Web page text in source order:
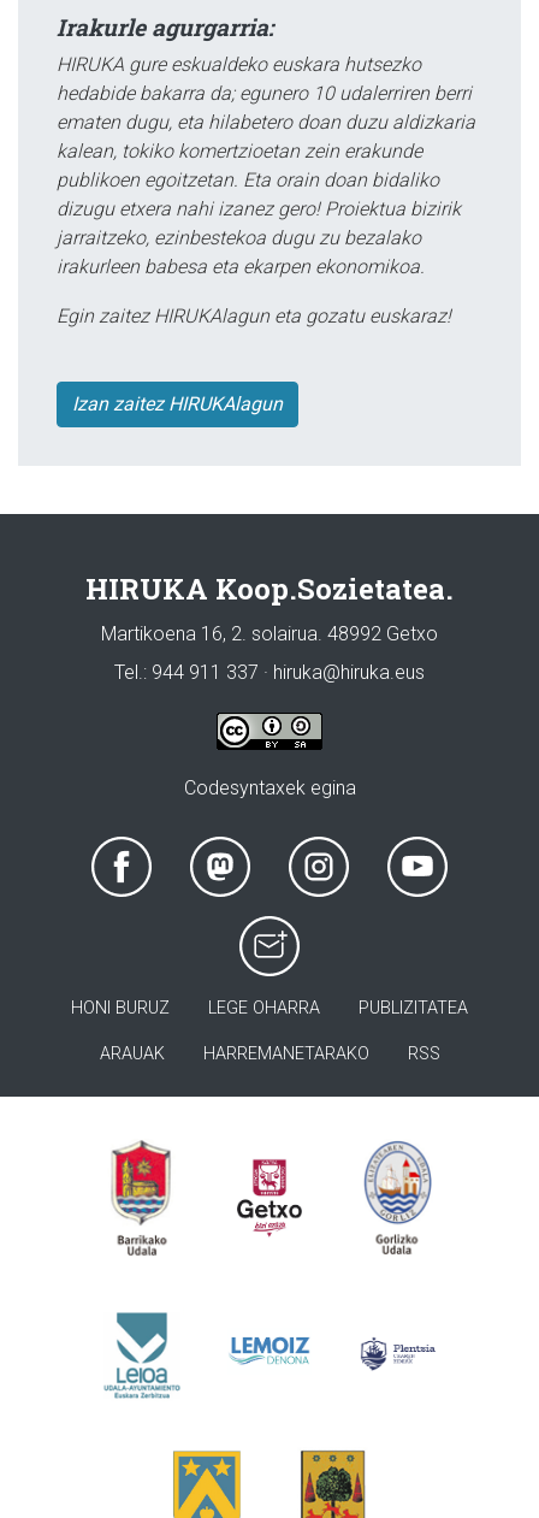
Irakurle agurgarria:
HIRUKA gure eskualdeko euskara hutsezko
hedabide bakarra da; egunero 10 udalerriren berri
ematen dugu, eta hilabetero doan duzu aldizkaria
kalean, tokiko komertzioetan zein erakunde
publikoen egoitzetan. Eta orain doan bidaliko
dizugu etxera nahi izanez gero! Proiektua bizirik
jarraitzeko, ezinbestekoa dugu zu bezalako
irakurleen babesa eta ekarpen ekonomikoa.
Egin zaitez HIRUKAlagun eta gozatu euskaraz!
Izan zaitez HIRUKAlagun
HIRUKA Koop.Sozietatea.
Martikoena 16, 2. solairua. 48992 Getxo
Tel.: 944 911 337 · hiruka@hiruka.eus
Codesyntaxek egina
HONI BURUZ LEGE OHARRA PUBLIZITATEA
ARAUAK HARREMANETARAKO RSS